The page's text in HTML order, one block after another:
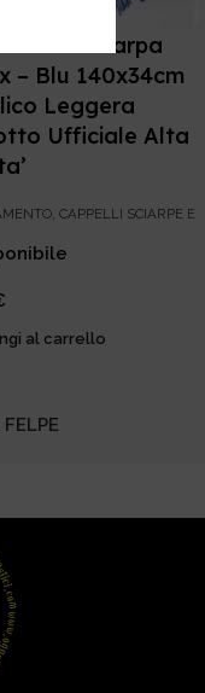
– Sciarpa
– Blu 140x34cm
Leggera
Ufficiale Alta
, CAPPELLI SCIARPE E
al carrello